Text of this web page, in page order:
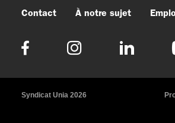
Contact À notre sujet
Syndicat Unia 2026